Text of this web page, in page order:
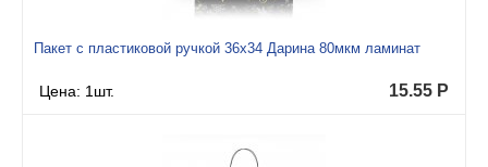
Пакет с пластиковой ручкой 36x34 Дарина 80мкм ламинат
Цена: 1шт. 15.55 Р